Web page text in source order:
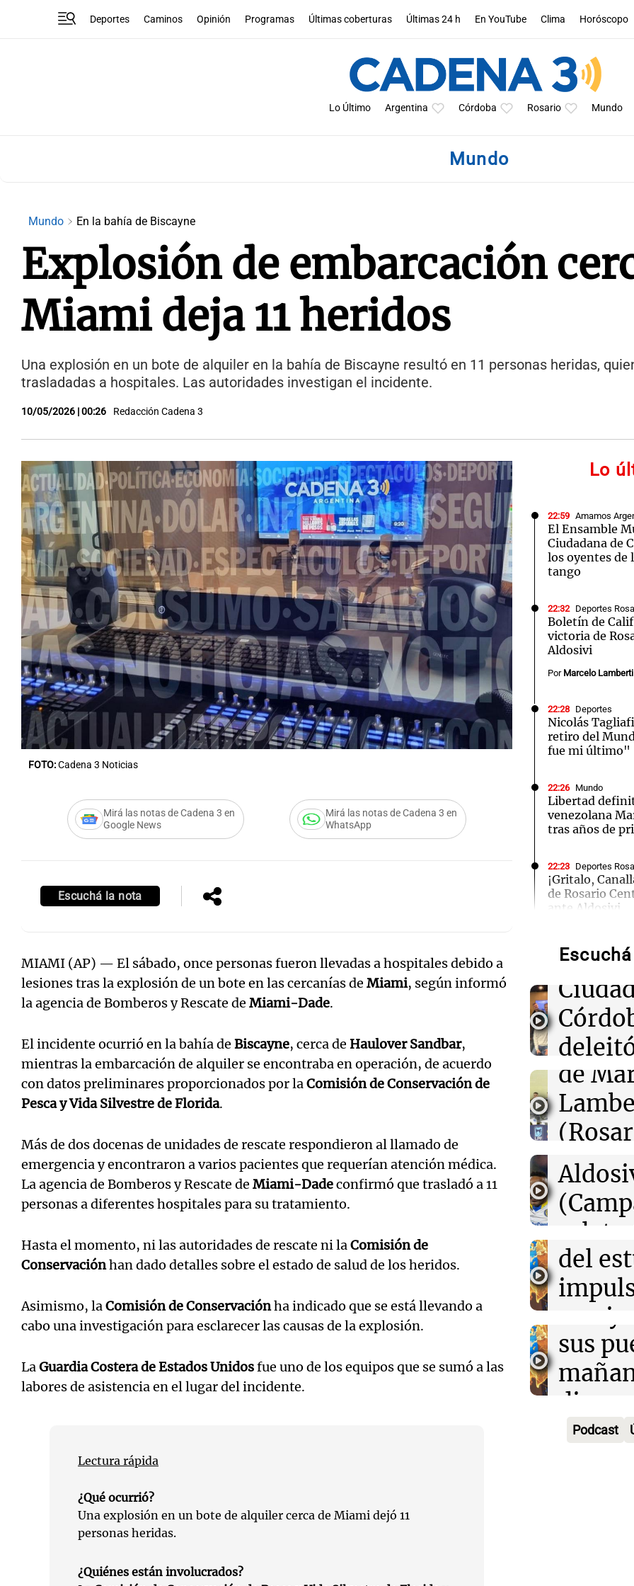
Deportes Caminos Opinión Programas Últimas coberturas Últimas 24 h En YouTube Clima Horóscopo
Lo Último Argentina Córdoba Rosario Mundo
Mundo
Mundo En la bahía de Biscayne
Explosión de embarcación
Miami deja 11 heridos
Una explosión en un bote de alquiler en la bahía de Biscayne resultó en 11 personas heridas,
trasladadas a hospitales. Las autoridades investigan el incidente.
10/05/2026 | 00:26 Redacción Cadena 3
FOTO:Cadena 3 Noticias
Mirá las notas de Cadena 3 en
Google News
Mirá las notas de Cadena 3 en
WhatsApp
Escuchá la nota
MIAMI (AP) — El sábado, once personas fueron llevadas a hospitales debido a
lesiones tras la explosión de un bote en las cercanías de Miami, según informó
la agencia de Bomberos y Rescate de Miami-Dade.
El incidente ocurrió en la bahía de Biscayne, cerca de Haulover Sandbar,
mientras la embarcación de alquiler se encontraba en operación, de acuerdo
con datos preliminares proporcionados por laComisión de Conservación de
Pesca y Vida Silvestre de Florida.
Más de dos docenas de unidades de rescate respondieron al llamado de
emergencia y encontraron a varios pacientes que requerían atención médica.
La agencia de Bomberos y Rescate de Miami-Dadeconfirmó que trasladó a 11
personas a diferentes hospitales para su tratamiento.
Hasta el momento, ni las autoridades de rescate ni laComisión de
Conservaciónhan dado detalles sobre el estado de salud de los heridos.
Asimismo, laComisión de Conservaciónha indicado que se está llevando a
cabo una investigación para esclarecer las causas de la explosión.
LaGuardia Costera de Estados Unidosfue uno de los equipos que se sumó a las
labores de asistencia en el lugar del incidente.
Lectura rápida
¿Qué ocurrió?
Una explosión en un bote de alquiler cerca de Miami dejó 11
personas heridas.
¿Quiénes están involucrados?
Lo
22:59 Amamos
El Ensamble
Ciudadana de
los oyentes de
tango
22:32 Deportes
Boletín de
victoria de
Aldosivi
Por Marcelo Lamberti
22:28 Deportes
Nicolás
retiro del
fue mi último"
22:26 Mundo
Libertad
venezolana
tras años de
22:23 Deportes
¡Gritalo,
de Rosario
ante Aldosivi
números
viernes 7 de
22:14 Mundo
Liberan a
investigados
cinco
22:03 Tecnología
OpenAI frena
de
22:03 Tecnología
Rippling
herramienta
gasto en IA
millonario
Audio.
radio
tango
Episodios
Audio.
de
de
Deportes
Episodios
Audio.
de
relato
Greco
Deportes
Episodios
Audio.
del
Villa
Panorama
Episodios
Audio.
la
sus
Audio.
María
Audio.
Podcast
Notas
Editorial
Notas Notas Notas
Cadena 3 en